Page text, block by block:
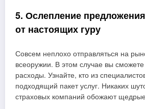
5. Ослепление
от настоящих гуру
Совсем неплохо отправляться на
всеоружии. В этом случае вы сможете
расходы. Узнайте, кто из
подходящий пакет услуг. Никаких
страховых компаний обожают щедрые